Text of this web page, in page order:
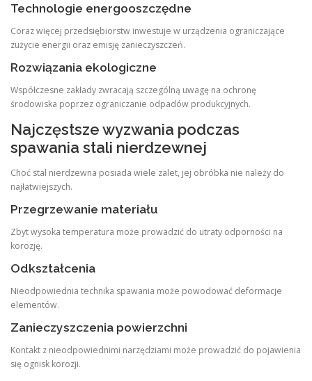
Technologie energooszczędne
Coraz więcej przedsiębiorstw inwestuje w urządzenia ograniczające
zużycie energii oraz emisję zanieczyszczeń.
Rozwiązania ekologiczne
Współczesne zakłady zwracają szczególną uwagę na ochronę
środowiska poprzez ograniczanie odpadów produkcyjnych.
Najczęstsze wyzwania podczas
spawania stali nierdzewnej
Choć stal nierdzewna posiada wiele zalet, jej obróbka nie należy do
najłatwiejszych.
Przegrzewanie materiału
Zbyt wysoka temperatura może prowadzić do utraty odporności na
korozję.
Odkształcenia
Nieodpowiednia technika spawania może powodować deformacje
elementów.
Zanieczyszczenia powierzchni
Kontakt z nieodpowiednimi narzędziami może prowadzić do pojawienia
się ognisk korozji.